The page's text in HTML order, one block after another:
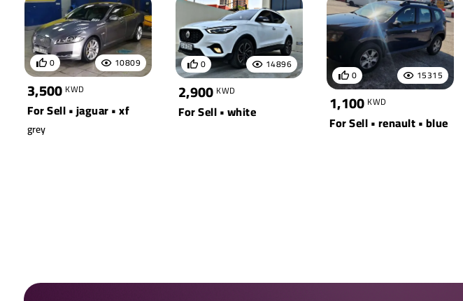
10809
0
3,500 KWD
For Sell • jaguar • xf
grey
14896
0
2,900 KWD
For Sell • white
15315
0
1,100 KWD
For Sell • renault • blue